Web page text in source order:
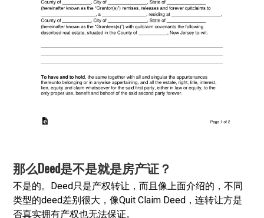
那么Deed是不是就是房产证？
不是的。Deed只是产权转让，而且像上面介绍的，不同
类型的deed差别很大，像Quit Claim Deed，连转让方是
否真实拥有产权也无法保证。